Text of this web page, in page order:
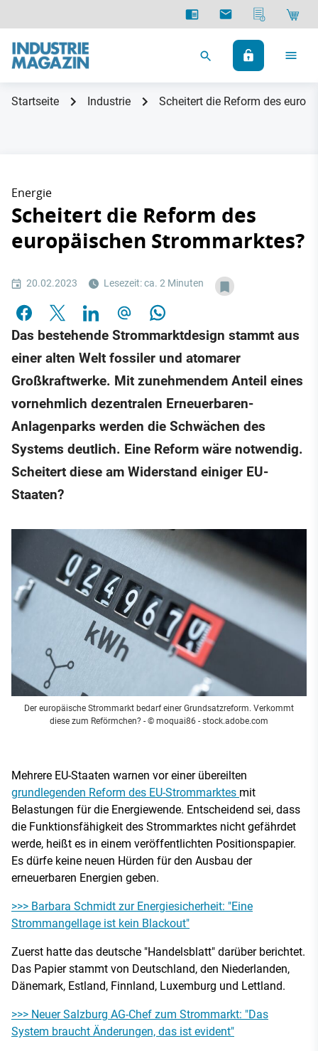
Startseite Industrie Scheitert die Reform des
Energie
Scheitert die Reform des
europäischen Strommarktes?
20.02.2023 Lesezeit: ca. 2 Minuten
Das bestehende Strommarktdesign stammt aus
einer alten Welt fossiler und atomarer
Großkraftwerke. Mit zunehmendem Anteil eines
vornehmlich dezentralen Erneuerbaren-
Anlagenparks werden die Schwächen des
Systems deutlich. Eine Reform wäre notwendig.
Scheitert diese am Widerstand einiger EU-
Staaten?
Der europäische Strommarkt bedarf einer Grundsatzreform. Verkommt
diese zum Reförmchen? - © moquai86 - stock.adobe.com
Mehrere EU-Staaten warnen vor einer übereilten
grundlegenden Reform des EU-Strommarktes mit
Belastungen für die Energiewende. Entscheidend sei, dass
die Funktionsfähigkeit des Strommarktes nicht gefährdet
werde, heißt es in einem veröffentlichten Positionspapier.
Es dürfe keine neuen Hürden für den Ausbau der
erneuerbaren Energien geben.
>>> Barbara Schmidt zur Energiesicherheit: "Eine
Strommangellage ist kein Blackout"
Zuerst hatte das deutsche "Handelsblatt" darüber berichtet.
Das Papier stammt von Deutschland, den Niederlanden,
Dänemark, Estland, Finnland, Luxemburg und Lettland.
>>> Neuer Salzburg AG-Chef zum Strommarkt: "Das
System braucht Änderungen, das ist evident"